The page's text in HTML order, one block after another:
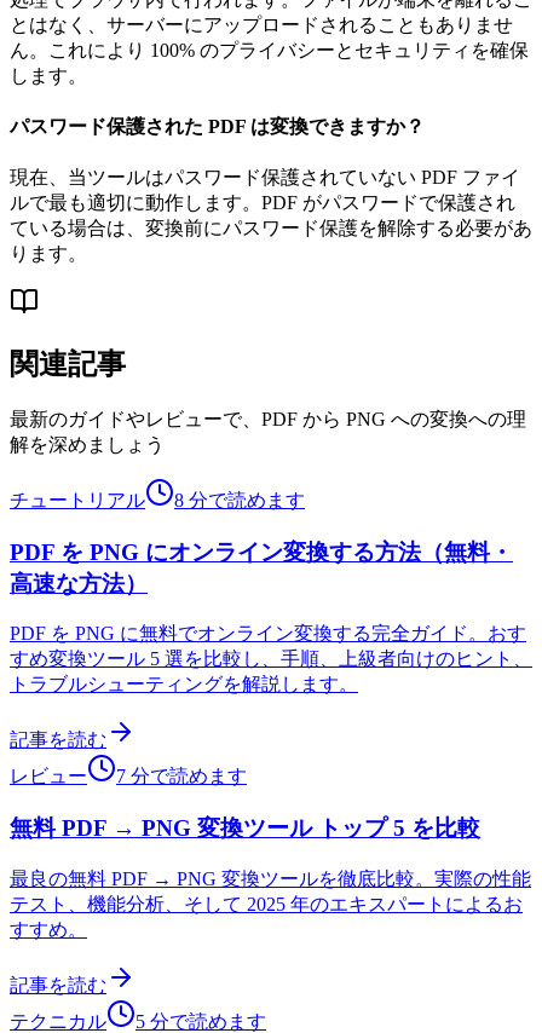
とはなく、サーバーにアップロードされることもありませ
ん。これにより 100% のプライバシーとセキュリティを確保
します。
パスワード保護された PDF は変換できますか？
現在、当ツールはパスワード保護されていない PDF ファイ
ルで最も適切に動作します。PDF がパスワードで保護され
ている場合は、変換前にパスワード保護を解除する必要があ
ります。
関連記事
最新のガイドやレビューで、PDF から PNG への変換への理
解を深めましょう
チュートリアル 8 分で読めます
PDF を PNG にオンライン変換する方法（無料・
高速な方法）
PDF を PNG に無料でオンライン変換する完全ガイド。おす
すめ変換ツール 5 選を比較し、手順、上級者向けのヒント、
トラブルシューティングを解説します。
記事を読む
レビュー
7 分で読めます
無料 PDF → PNG 変換ツール トップ 5 を比較
最良の無料 PDF → PNG 変換ツールを徹底比較。実際の性能
テスト、機能分析、そして 2025 年のエキスパートによるお
すすめ。
記事を読む
テクニカル
5 分で読めます